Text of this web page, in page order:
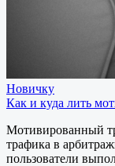
Новичку
Как и куда лить
Мотивированный
трафика в
пользователи